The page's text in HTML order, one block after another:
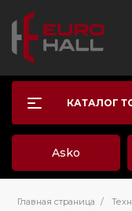
КАТАЛОГ
Asko
Главная страница /